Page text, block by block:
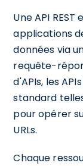
Une API
applications
données via
requête-
d'APIs, les
standard telles
pour opérer
URLs.
Chaque